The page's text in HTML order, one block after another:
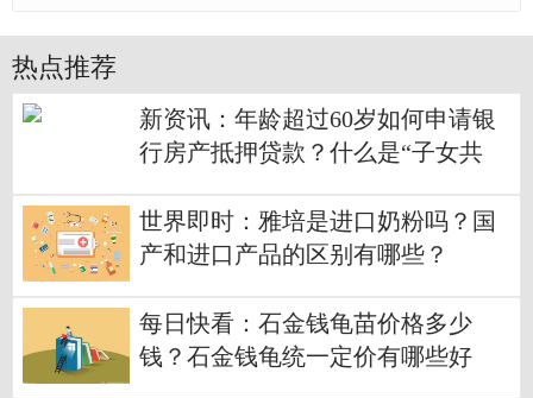
热点推荐
新资讯：年龄超过60岁如何申请银
行房产抵押贷款？什么是“子女共
世界即时：雅培是进口奶粉吗？国
产和进口产品的区别有哪些？
每日快看：石金钱龟苗价格多少
钱？石金钱龟统一定价有哪些好